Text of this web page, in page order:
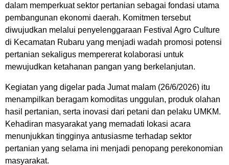
dalam memperkuat sektor pertanian sebagai fondasi utama
pembangunan ekonomi daerah. Komitmen tersebut
diwujudkan melalui penyelenggaraan Festival Agro Culture
di Kecamatan Rubaru yang menjadi wadah promosi potensi
pertanian sekaligus mempererat kolaborasi untuk
mewujudkan ketahanan pangan yang berkelanjutan.
Kegiatan yang digelar pada Jumat malam (26/6/2026) itu
menampilkan beragam komoditas unggulan, produk olahan
hasil pertanian, serta inovasi dari petani dan pelaku UMKM.
Kehadiran masyarakat yang memadati lokasi acara
menunjukkan tingginya antusiasme terhadap sektor
pertanian yang selama ini menjadi penopang perekonomian
masyarakat.